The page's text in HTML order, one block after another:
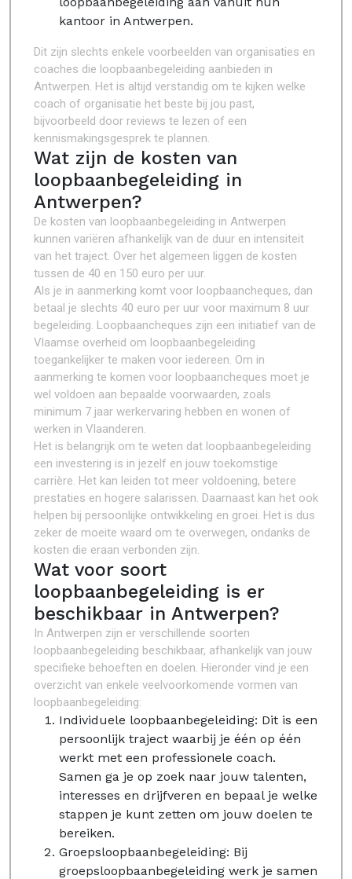
kantoor in Antwerpen.
Dit zijn slechts enkele voorbeelden van organisaties en
coaches die loopbaanbegeleiding aanbieden in
Antwerpen. Het is altijd verstandig om te kijken welke
coach of organisatie het beste bij jou past,
bijvoorbeeld door reviews te lezen of een
kennismakingsgesprek te plannen.
Wat zijn de kosten van
loopbaanbegeleiding in
Antwerpen?
De kosten van loopbaanbegeleiding in Antwerpen
kunnen variëren afhankelijk van de duur en intensiteit
van het traject. Over het algemeen liggen de kosten
tussen de 40 en 150 euro per uur.
Als je in aanmerking komt voor loopbaancheques, dan
betaal je slechts 40 euro per uur voor maximum 8 uur
begeleiding. Loopbaancheques zijn een initiatief van de
Vlaamse overheid om loopbaanbegeleiding
toegankelijker te maken voor iedereen. Om in
aanmerking te komen voor loopbaancheques moet je
wel voldoen aan bepaalde voorwaarden, zoals
minimum 7 jaar werkervaring hebben en wonen of
werken in Vlaanderen.
Het is belangrijk om te weten dat loopbaanbegeleiding
een investering is in jezelf en jouw toekomstige
carrière. Het kan leiden tot meer voldoening, betere
prestaties en hogere salarissen. Daarnaast kan het ook
helpen bij persoonlijke ontwikkeling en groei. Het is dus
zeker de moeite waard om te overwegen, ondanks de
kosten die eraan verbonden zijn.
Wat voor soort
loopbaanbegeleiding is er
beschikbaar in Antwerpen?
In Antwerpen zijn er verschillende soorten
loopbaanbegeleiding beschikbaar, afhankelijk van jouw
specifieke behoeften en doelen. Hieronder vind je een
overzicht van enkele veelvoorkomende vormen van
loopbaanbegeleiding:
Individuele loopbaanbegeleiding: Dit is een
persoonlijk traject waarbij je één op één
werkt met een professionele coach.
Samen ga je op zoek naar jouw talenten,
interesses en drijfveren en bepaal je welke
stappen je kunt zetten om jouw doelen te
bereiken.
Groepsloopbaanbegeleiding: Bij
groepsloopbaanbegeleiding werk je samen